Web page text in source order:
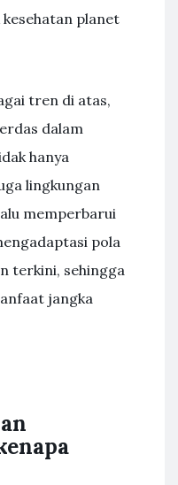
planet
tren di atas,
dalam
hanya
lingkungan
memperbarui
pola
terkini, sehingga
jangka